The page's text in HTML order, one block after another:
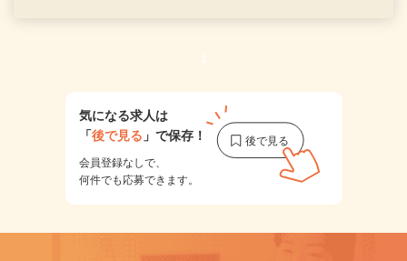
1
気になる求人は
「後で見る 」で保存！
会員登録なしで、
何件でも応募できます。